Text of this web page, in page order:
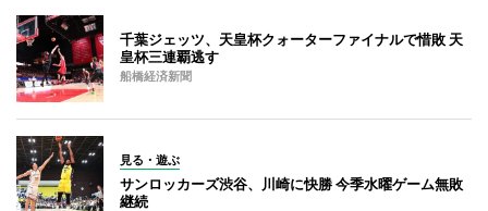
千葉ジェッツ、天皇杯クォーターファイナルで惜敗 天
皇杯三連覇逃す
船橋経済新聞
見る・遊ぶ
サンロッカーズ渋谷、川崎に快勝 今季水曜ゲーム無敗
継続